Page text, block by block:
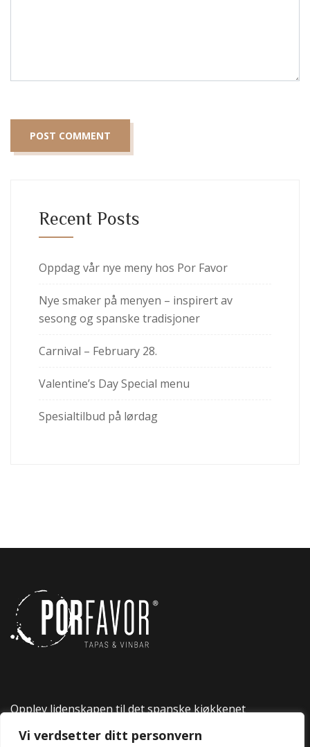
Vi verdsetter ditt personvern
Recent Posts
Oppdag vår nye meny hos Por Favor
Nye smaker på menyen – inspirert av
sesong og spanske tradisjoner
Carnival – February 28.
Valentine’s Day Special menu
Spesialtilbud på lørdag
Opplev lidenskapen til det spanske kjøkkenet
på Por Favor.